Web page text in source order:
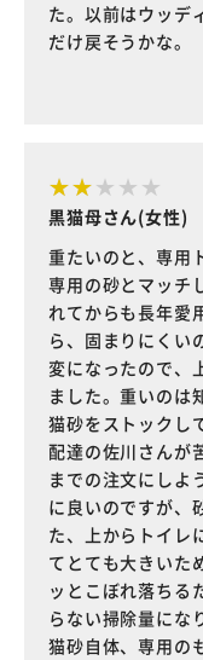
た。以前はウッデ
だけ戻そうかな。
黒猫母さん(女性)
重たいのと、専用
専用の砂とマッチ
れてからも長年愛
ら、固まりにくい
変になったので、
ました。重いのは
猫砂をストックし
配達の佐川さんが
までの注文にしよ
に良いのですが、
た、上からトイレ
てとても大きいた
ッとこぼれ落ちる
らない掃除量にな
猫砂自体、専用の